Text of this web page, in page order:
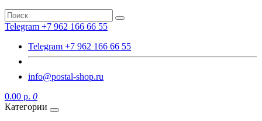
Telegram +7 962 166 66 55
Telegram +7 962 166 66 55
info@postal-shop.ru
0.00 р. 0
Категории